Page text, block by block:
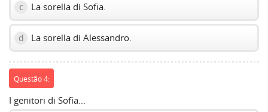
c La sorella di Sofia.
d La sorella di Alessandro.
Questão 4:
I genitori di Sofia...